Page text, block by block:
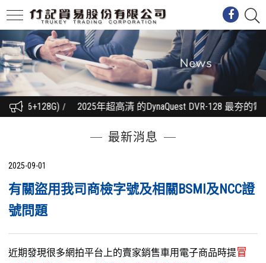
2025年超高清 的DynaQuest DVR-128 最夯的
最新消息
2025-09-01
有關盜用我司商檢字號及相關BSMI及NCC證
號問題
近期發現很多網拍平台上的賣家銷售車用電子商品時提冒